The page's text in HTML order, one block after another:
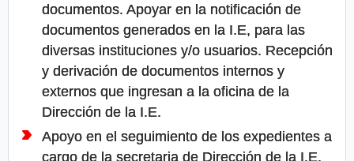
documentos. Apoyar en la notificación de
documentos generados en la I.E, para las
diversas instituciones y/o usuarios. Recepción
y derivación de documentos internos y
externos que ingresan a la oficina de la
Dirección de la I.E.
Apoyo en el seguimiento de los expedientes a
cargo de la secretaria de Dirección de la I.E.